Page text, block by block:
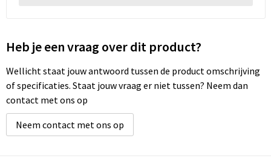
Werkkleding
Wijn & Bier
Relatiegeschenken zomer
Heb je een vraag over dit product?
Wellicht staat jouw antwoord tussen de product omschrijving
of specificaties. Staat jouw vraag er niet tussen? Neem dan
contact met ons op
Neem contact met ons op